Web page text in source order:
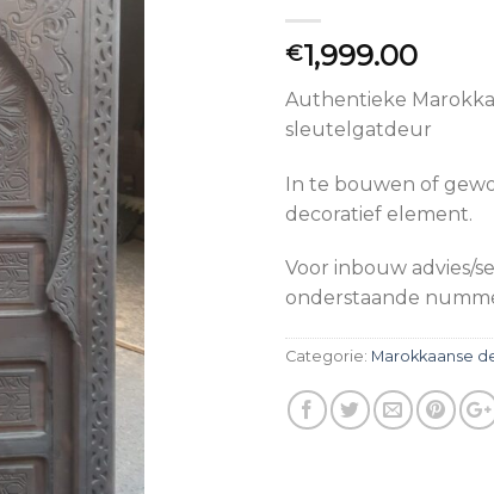
€1,999.00
Authentieke
sleutelgatdeur
In te bouwen of
decoratief element.
Voor inbouw advies/
onderstaande
Categorie: Marokkaanse